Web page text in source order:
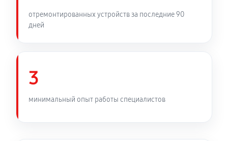
отремонтированных устройств за последние 90
дней
3
минимальный опыт работы специалистов